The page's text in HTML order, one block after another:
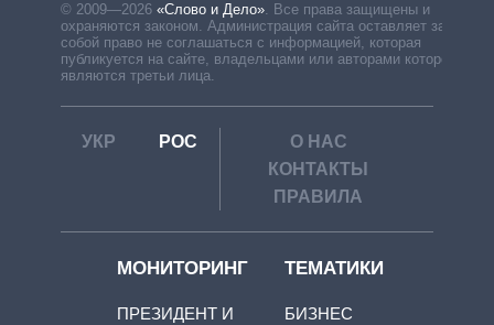
© 2009—2026 «Слово и Дело». Все права защищены и
охраняются законом. Администрация сайта оставляет за
собой право не соглашаться с информацией, которая
публикуется на сайте, владельцами или авторами которой
являются третьи лица.
УКР РОС
О НАС
КОНТАКТЫ
ПРАВИЛА
МОНИТОРИНГ
ПРЕЗИДЕНТ И
ТЕМАТИКИ
БИЗНЕС